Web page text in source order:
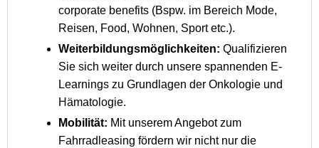
corporate benefits (Bspw. im Bereich Mode,
Reisen, Food, Wohnen, Sport etc.).
Weiterbildungsmöglichkeiten: Qualifizieren
Sie sich weiter durch unsere spannenden E-
Learnings zu Grundlagen der Onkologie und
Hämatologie.
Mobilität: Mit unserem Angebot zum
Fahrradleasing fördern wir nicht nur die